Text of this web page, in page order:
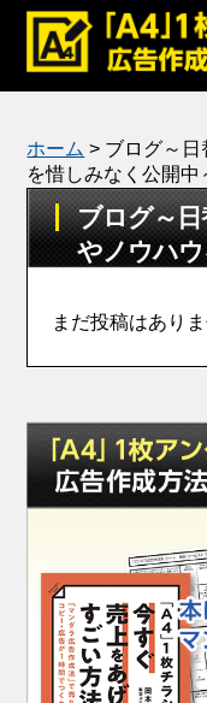
ホーム > ブログ～日
を惜しみなく公開中
ブログ～
やノウハ
まだ投稿はありま